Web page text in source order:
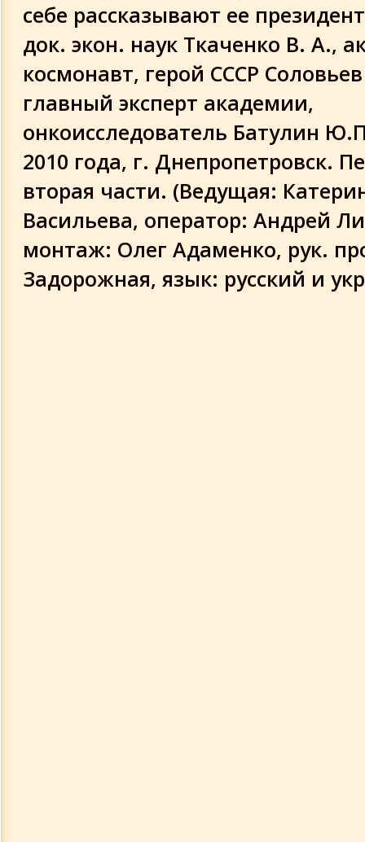
себе рассказывают ее
док. экон. наук Ткаченко В. А.,
космонавт, герой СССР
главный эксперт академии,
онкоисследователь Батулин
2010 года, г. Днепропетровск.
вторая части. (Ведущая:
Васильева, оператор: Андрей
монтаж: Олег Адаменко, рук.
Задорожная, язык: русский и
Доклад президента МАБЭТ
Три тенденции здоровья
Пресс-конференция в Укринформ
О деятельности МАБЭТ в Крыму
Создание двигателей нового
Аудио докладов и лекций